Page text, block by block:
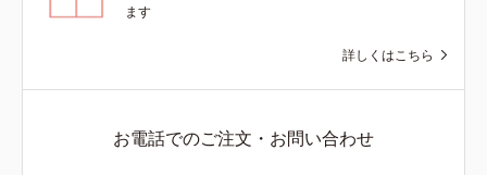
ます
詳しくはこちら
お電話でのご注文・お問い合わせ